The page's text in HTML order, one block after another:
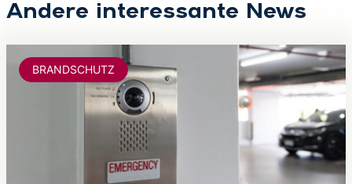
Andere interessante News
BRANDSCHUTZ